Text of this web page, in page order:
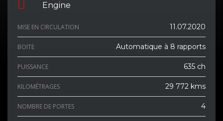
Engine
MISE EN CIRCULATION 11.07.2020
BOITE Automatique à 8 rapports
PUISSANCE 635 ch
KILOMÉTRAGES 29 772 kms
NOMBRE DE PORTES 4